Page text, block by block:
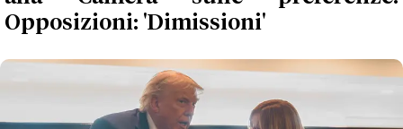
Opposizioni: 'Dimissioni'